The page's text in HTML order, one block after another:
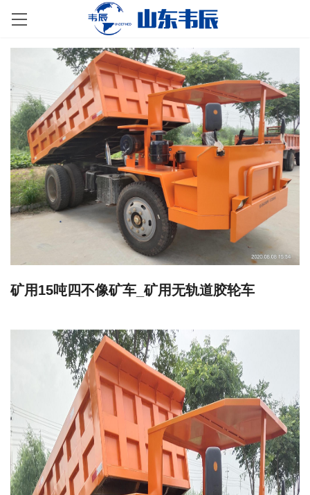
矿用15吨四不像矿车_矿用无轨道胶轮车